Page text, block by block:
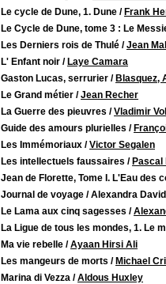
Le cycle de Dune, 1. Dune / Frank
Le Cycle de Dune, tome 3 : Le
Les Derniers rois de Thulé /Jean
L' Enfant noir / Laye Camara
Gaston Lucas, serrurier / Blasquez,
Le Grand métier /Jean Recher
La Guerre des pieuvres /Vladimir
Guide des amours plurielles /
Les Immémoriaux /Victor Segalen
Les intellectuels faussaires / Pascal
Jean de Florette, Tome I. L'Eau des
Journal de voyage / Alexandra
Le Lama aux cinq sagesses /
La Ligue de tous les mondes, 1. Le
Ma vie rebelle /Ayaan Hirsi Ali
Les mangeurs de morts / Michael
Marina di Vezza /Aldous Huxley